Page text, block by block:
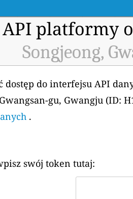
platformy
Songjeong,
dostęp do interfejsu API
gu, Gwangju (ID:
.
swój token tutaj: